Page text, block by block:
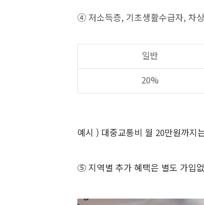
④ 저소득층, 기초생활수급자, 차
일반
20%
예시 ) 대중교통비 월 20만원까지
⑤ 지역별 추가 혜택은 별도 가입